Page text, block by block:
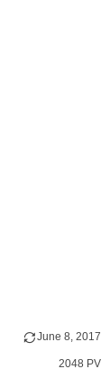
June 8, 2017
2048 PV